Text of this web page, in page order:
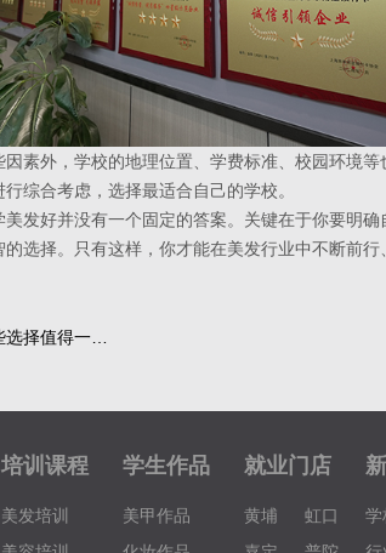
外，学校的地理位置、学费标准、校园环境等
综合考虑，选择最适合自己的学校。
好并没有一个固定的答案。关键在于你要明确
选择。只有这样，你才能在美发行业中不断前行
择值得一…
培训课程
美发培训
学生作品
美甲作品
就业门店
黄埔
虹口
学